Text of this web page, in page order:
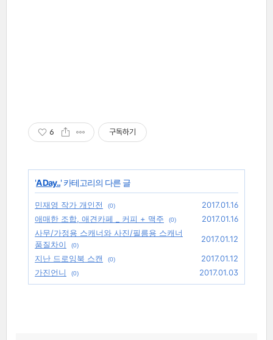
6 구독하기
'A Day..' 카테고리의 다른 글
민재영 작가 개인전 (0)
2017.01.16
애매한 조합, 애견카페 _ 커피 + 맥주
(0)
2017.01.16
사무/가정용 스캐너와 사진/필름용 스캐너
품질차이
(0)
2017.01.12
지난 드로잉북 스캔
(0)
2017.01.12
가진언니
(0) 2017.01.03